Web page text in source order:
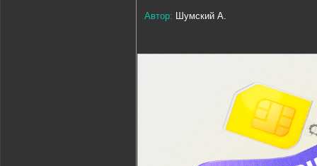
Автор: Шумский А.